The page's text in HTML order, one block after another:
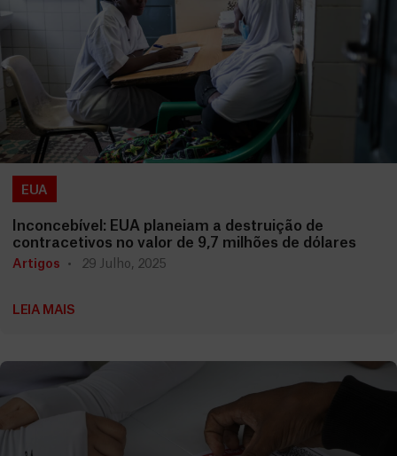
EUA
Inconcebível: EUA planeiam a destruição de
contracetivos no valor de 9,7 milhões de dólares
Artigos 29 Julho, 2025
LEIA MAIS